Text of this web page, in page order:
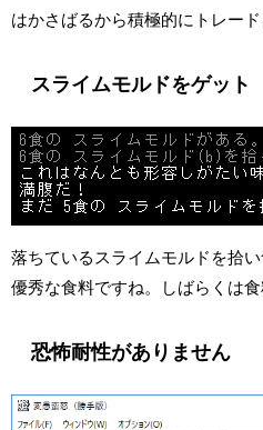
はかさばるから積極的にトレード
スライムモルドをゲット
落ちているスライムモルドを拾
優秀な食料ですね。しばらくは食
恐怖耐性がありません